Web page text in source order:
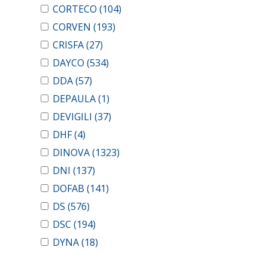
CORTECO (104)
CORVEN (193)
CRISFA(27)
DAYCO (534)
DDA(57)
DEPAULA(1)
DEVIGILI (37)
DHF(4)
DINOVA(1323)
DNI (137)
DOFAB (141)
DS (576)
DSC (194)
DYNA(18)